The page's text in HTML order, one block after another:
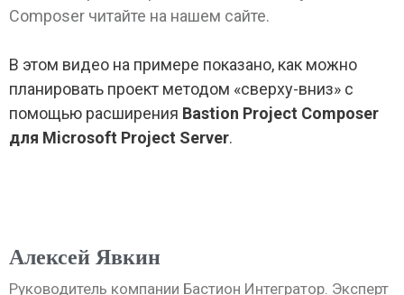
Composer читайте на нашем сайте.
В этом видео на примере показано, как можно
планировать проект методом «сверху-вниз» с
помощью расширения Bastion Project Composer
для Microsoft Project Server.
Алексей Явкин
Руководитель компании Бастион Интегратор. Эксперт